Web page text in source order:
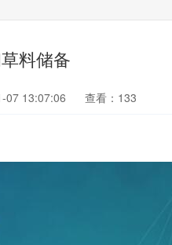
料储备
07 13:07:06 查看：133